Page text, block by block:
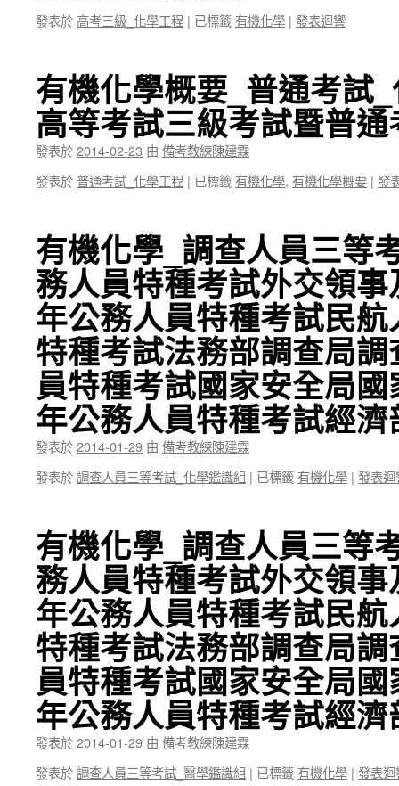
發表於 高考三級_化學工程 | 已標籤有機化學 | 發表迴響
有機化學概要_普通考試
高等考試三級考試暨普通
發表於2014-02-23 由 備考教練陳建霖
發表於普通考試_化學工程 | 已標籤有機化學, 有機化學概要 | 發
有機化學_調查人員三等
務人員特種考試外交領
年公務人員特種考試民
特種考試法務部調查局
員特種考試國家安全局
年公務人員特種考試經
發表於2014-01-29 由 備考教練陳建霖
發表於調查人員三等考試_化學鑑識組 | 已標籤有機化學 | 發表迴
有機化學_調查人員三等
務人員特種考試外交領
年公務人員特種考試民
特種考試法務部調查局
員特種考試國家安全局
年公務人員特種考試經
發表於2014-01-29 由 備考教練陳建霖
發表於調查人員三等考試_醫學鑑識組 | 已標籤有機化學 | 發表迴